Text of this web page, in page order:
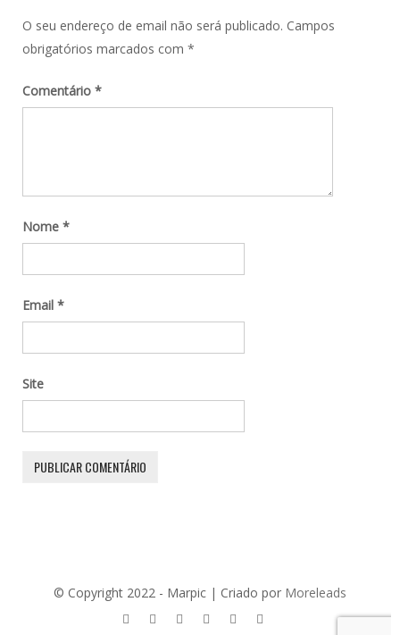
O seu endereço de email não será publicado. Campos
obrigatórios marcados com *
Comentário *
Nome *
Email *
Site
© Copyright 2022 - Marpic | Criado por Moreleads